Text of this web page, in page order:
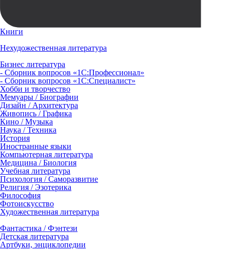
Книги
Нехудожественная литература
Бизнес литература
- Сборник вопросов «1С:Профессионал»
- Сборник вопросов «1С:Специалист»
Хобби и творчество
Мемуары / Биографии
Дизайн / Архитектура
Живопись / Графика
Кино / Музыка
Наука / Техника
История
Иностранные языки
Компьютерная литература
Медицина / Биология
Учебная литература
Психология / Саморазвитие
Религия / Эзотерика
Философия
Фотоискусство
Художественная литература
Фантастика / Фэнтези
Детская литература
Артбуки, энциклопедии